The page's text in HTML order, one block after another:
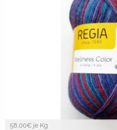
58,00€ je Kg